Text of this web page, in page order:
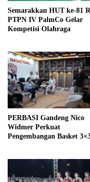
Semarakkan HUT ke-81
PTPN IV PalmCo Gelar
Kompetisi Olahraga
PERBASI Gandeng Nico
Widmer Perkuat
Pengembangan Basket